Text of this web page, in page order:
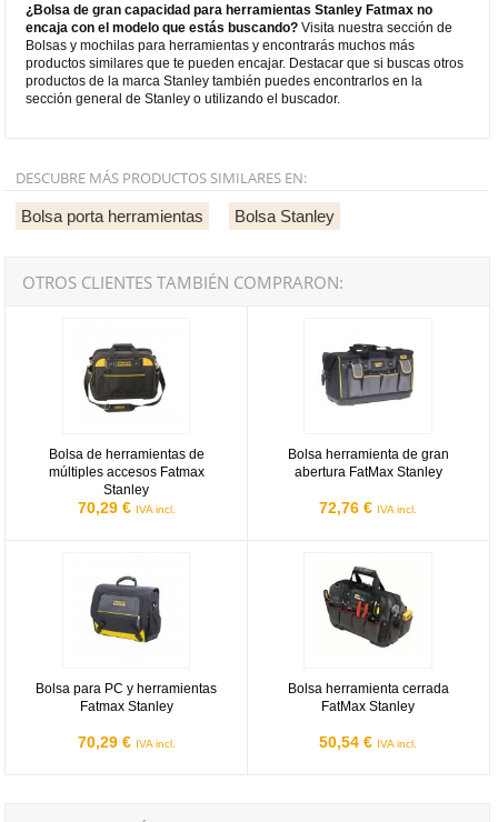
¿Bolsa de gran capacidad para herramientas Stanley Fatmax no
encaja con el modelo que estás buscando? Visita nuestra sección de
Bolsas y mochilas para herramientas y encontrarás muchos más
productos similares que te pueden encajar. Destacar que si buscas otros
productos de la marca Stanley también puedes encontrarlos en la
sección general de Stanley o utilizando el buscador.
DESCUBRE MÁS PRODUCTOS SIMILARES EN:
Bolsa porta herramientas Bolsa Stanley
OTROS CLIENTES TAMBIÉN COMPRARON:
Bolsa de herramientas de
múltiples accesos Fatmax
Stanley
70,29 € IVA incl.
Bolsa herramienta de gran
abertura FatMax Stanley
72,76 € IVA incl.
Bolsa para PC y herramientas
Fatmax Stanley
70,29 € IVA incl.
Bolsa herramienta cerrada
FatMax Stanley
50,54 € IVA incl.